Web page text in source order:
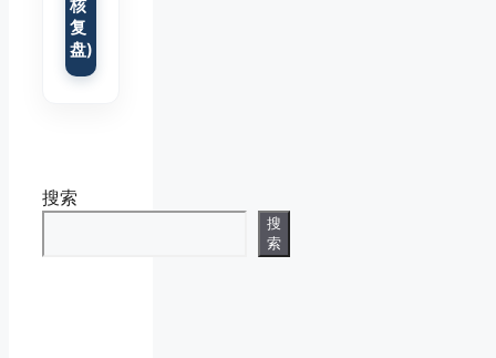
核
复
盘)
搜索
搜
索